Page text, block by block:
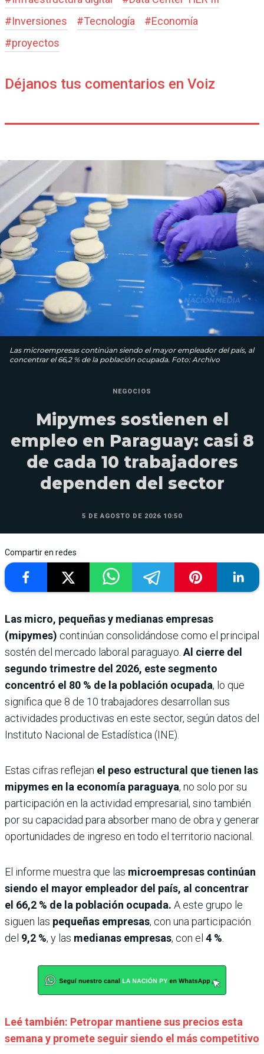
#Inversiones #Tecnología #Economía
#proyectos
Déjanos tus comentarios en Voiz
Las microempresas continúan siendo el mayor empleador del país, al
concentrar el 66,2 % de la población ocupada. Foto: Archivo
NEGOCIOS
Mipymes sostienen el
empleo en Paraguay: casi 8
de cada 10 trabajadores
dependen del sector
5 DE AGOSTO DE 2026 10:50
Compartir en redes
Las micro, pequeñas y medianas empresas
(mipymes) continúan consolidándose como el principal
sostén del mercado laboral paraguayo. Al cierre del
segundo trimestre del 2026, este segmento
concentró el 80 % de la población ocupada, lo que
significa que 8 de 10 trabajadores desarrollan sus
actividades productivas en este sector, según datos del
Instituto Nacional de Estadística (INE).
Estas cifras reflejan el peso estructural que tienen las
mipymes en la economía paraguaya, no solo por su
participación en la actividad empresarial, sino también
por su capacidad para absorber mano de obra y generar
oportunidades de ingreso en todo el territorio nacional.
El informe muestra que las microempresas continúan
siendo el mayor empleador del país, al concentrar
el 66,2 % de la población ocupada. A este grupo le
siguen las pequeñas empresas, con una participación
del 9,2 %, y las medianas empresas, con el 4 %.
Leé también: Petropar mantiene sus precios esta
semana y promete seguir siendo el más competitivo